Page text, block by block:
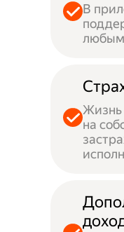
В
любым
Жизнь
на